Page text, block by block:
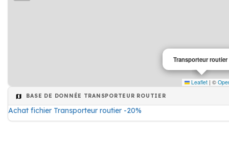
Transporteur routier
Leaflet | ©
BASE DE DONNÉE TRANSPORTEUR ROUTIER
Achat fichier Transporteur routier -20%